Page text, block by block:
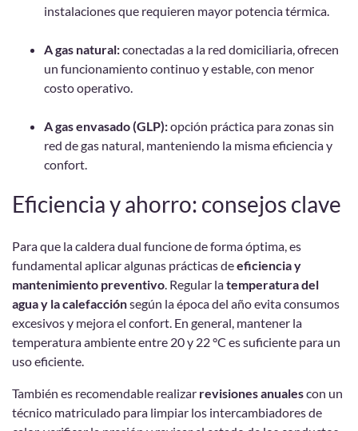
instalaciones que requieren mayor potencia térmica.
A gas natural:conectadas a la red domiciliaria, ofrecen
un funcionamiento continuo y estable, con menor
costo operativo.
A gas envasado (GLP):opción práctica para zonas sin
red de gas natural, manteniendo la misma eficiencia y
confort.
Eficiencia y ahorro: consejos clave
Para que la caldera dual funcione de forma óptima, es
fundamental aplicar algunas prácticas deeficiencia y
mantenimiento preventivo. Regular latemperatura del
agua y la calefacciónsegún la época del año evita consumos
excesivos y mejora el confort. En general, mantener la
temperatura ambiente entre 20 y 22 °C es suficiente para un
uso eficiente.
También es recomendable realizar revisiones anualescon un
técnico matriculado para limpiar los intercambiadores de